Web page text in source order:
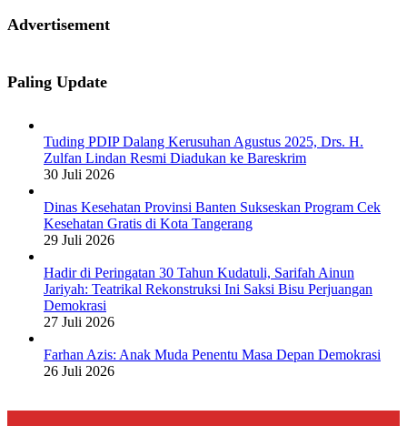
Advertisement
Paling Update
Tuding PDIP Dalang Kerusuhan Agustus 2025, Drs. H.
Zulfan Lindan Resmi Diadukan ke Bareskrim
30 Juli 2026
Dinas Kesehatan Provinsi Banten Sukseskan Program Cek
Kesehatan Gratis di Kota Tangerang
29 Juli 2026
Hadir di Peringatan 30 Tahun Kudatuli, Sarifah Ainun
Jariyah: Teatrikal Rekonstruksi Ini Saksi Bisu Perjuangan
Demokrasi
27 Juli 2026
Farhan Azis: Anak Muda Penentu Masa Depan Demokrasi
26 Juli 2026